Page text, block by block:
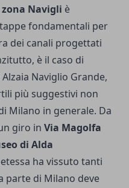
Navigli è
fondamentali per
dei canali progettati
è il caso di
Naviglio Grande,
più suggestivi non
Milano in generale. Da
giro in Via Magolfa
di Alda
ha vissuto tanti
parte di Milano deve